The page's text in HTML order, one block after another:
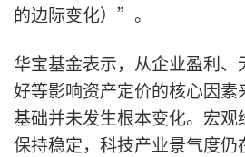
的边际变化）”。
华宝基金表示，从企业盈利
好等影响资产定价的核心因
基础并未发生根本变化。宏
保持稳定，科技产业景气度